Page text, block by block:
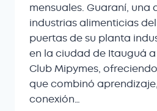
mensuales. Guaraní, una
industrias alimenticias
puertas de su planta
en la ciudad de Itauguá
Club Mipymes,
que combinó
conexión…